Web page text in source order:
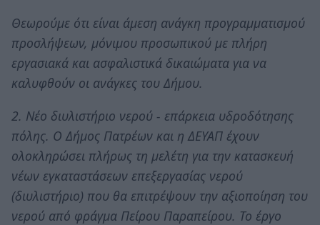
Θεωρούμε ότι είναι άμεση ανάγκη προγραμματισμού
προσλήψεων, μόνιμου προσωπικού με πλήρη
εργασιακά και ασφαλιστικά δικαιώματα για να
καλυφθούν οι ανάγκες του Δήμου.
2. Νέο διυλιστήριο νερού - επάρκεια υδροδότησης
πόλης. Ο Δήμος Πατρέων και η ΔΕΥΑΠ έχουν
ολοκληρώσει πλήρως τη μελέτη για την κατασκευή
νέων εγκαταστάσεων επεξεργασίας νερού
(διυλιστήριο) που θα επιτρέψουν την αξιοποίηση του
νερού από φράγμα Πείρου Παραπείρου. Το έργο